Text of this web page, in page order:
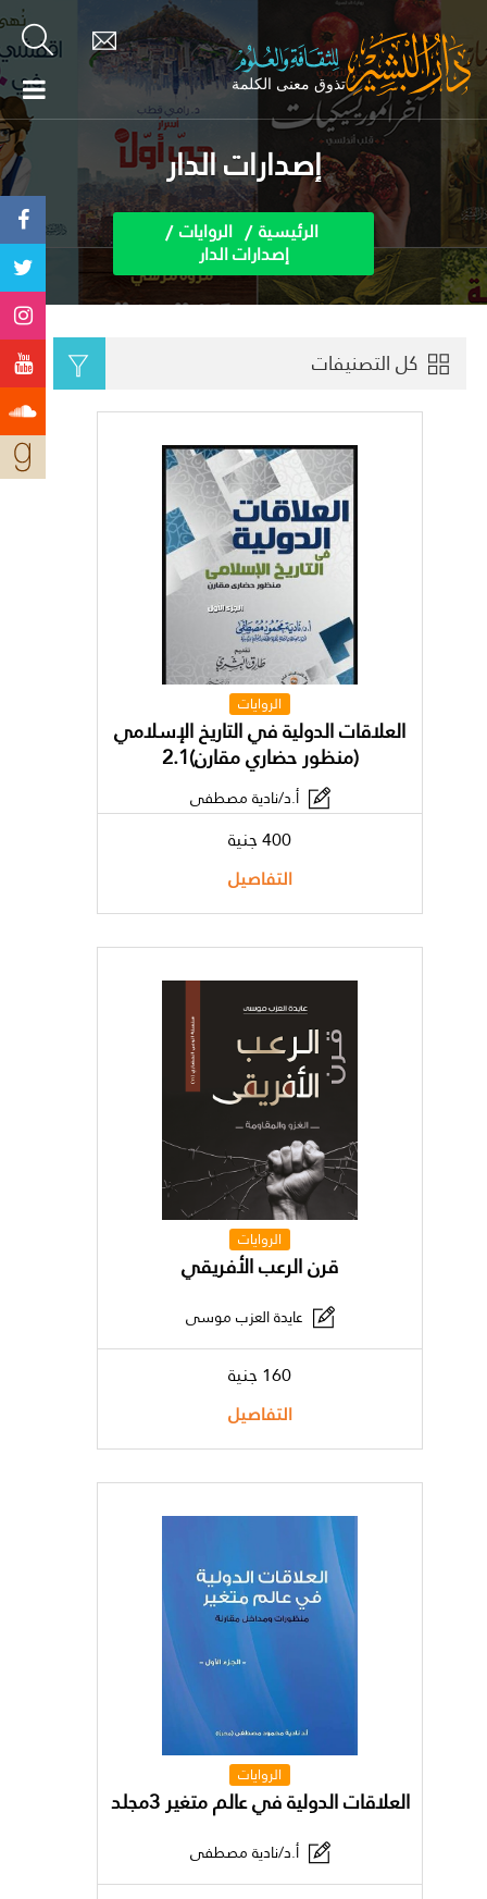
إصدارات الدار
الرئيسية الروايات
إصدارات الدار
كل التصنيفات
الروايات
العلاقات الدولية في التاريخ الإسلامي
(منظور حضاري مقارن)2.1
أ.د/نادية مصطفى
400 جنية
التفاصيل
الروايات
قرن الرعب الأفريقي
عايدة العزب موسى
160 جنية
التفاصيل
الروايات
العلاقات الدولية في عالم متغير 3مجلد
أ.د/نادية مصطفى